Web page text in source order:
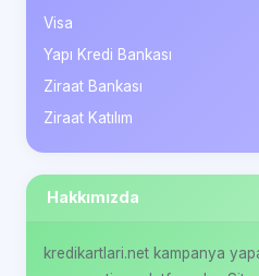
Visa
Yapı Kredi Bankası
Ziraat Bankası
Ziraat Katılım
Hakkımızda
kredikartlari.net kampanya